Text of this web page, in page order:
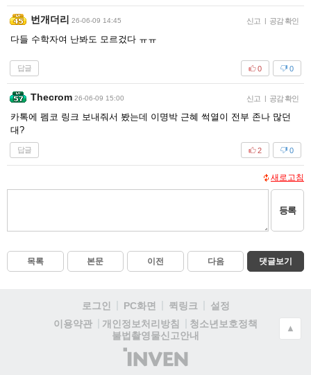
번개더리 26-06-09 14:45 신고 | 공감 확인
다들 수학자여 난봐도 모르겄다 ㅠㅠ
답글 0
0
Thecrom 26-06-09 15:00 신고 | 공감 확인
카톡에 펨코 링크 보내줘서 봤는데 이명박 근혜 썩열이 전부 존나 많던
대?
답글 0
2
새로고침
등록
목록 본문 이전 다음 댓글보기
로그인 PC화면 퀵링크
설정
이용약관
개인정보처리방침
청소년보호정책
불법촬영물신고안내
(주)
인
▲